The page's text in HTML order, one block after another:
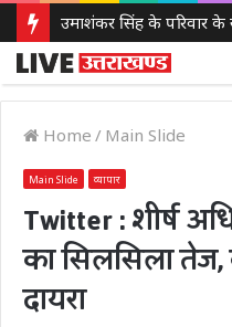
Home / Main Slide
Main Slide व्यापार
Twitter : शीर्ष
का सिलसिला तेज,
दायरा